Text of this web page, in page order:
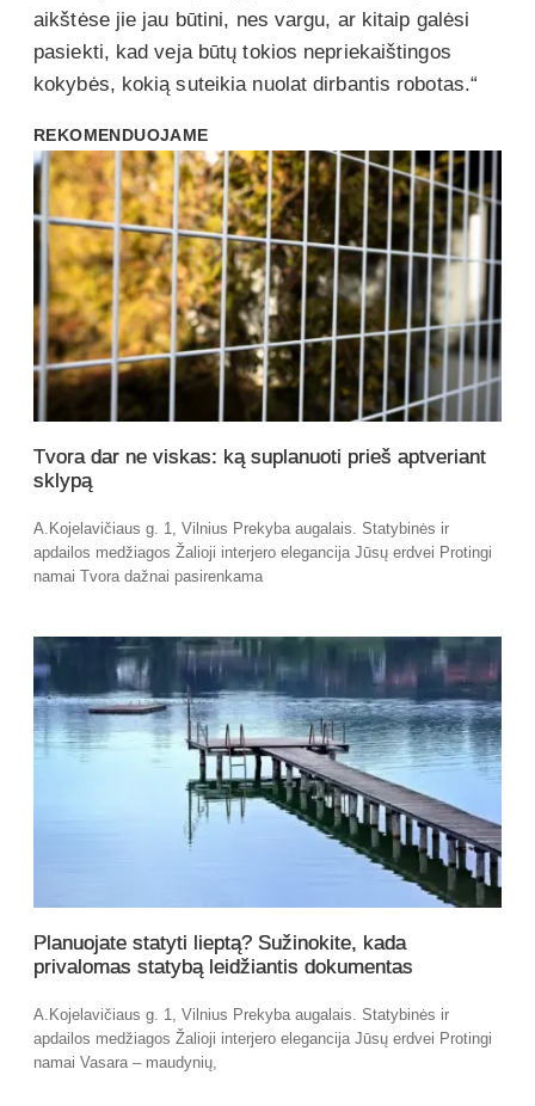
aikštėse jie jau būtini, nes vargu, ar kitaip galėsi
pasiekti, kad veja būtų tokios nepriekaištingos
kokybės, kokią suteikia nuolat dirbantis robotas.“
REKOMENDUOJAME
Tvora dar ne viskas: ką suplanuoti prieš aptveriant
sklypą
A.Kojelavičiaus g. 1, Vilnius Prekyba augalais. Statybinės ir
apdailos medžiagos Žalioji interjero elegancija Jūsų erdvei Protingi
namai Tvora dažnai pasirenkama
Planuojate statyti lieptą? Sužinokite, kada
privalomas statybą leidžiantis dokumentas
A.Kojelavičiaus g. 1, Vilnius Prekyba augalais. Statybinės ir
apdailos medžiagos Žalioji interjero elegancija Jūsų erdvei Protingi
namai Vasara – maudynių,